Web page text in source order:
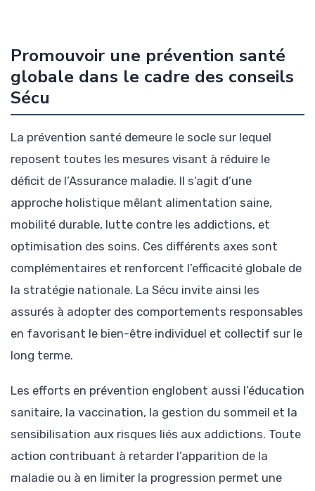
Promouvoir une prévention santé
globale dans le cadre des conseils
Sécu
La prévention santé demeure le socle sur lequel
reposent toutes les mesures visant à réduire le
déficit de l’Assurance maladie. Il s’agit d’une
approche holistique mêlant alimentation saine,
mobilité durable, lutte contre les addictions, et
optimisation des soins. Ces différents axes sont
complémentaires et renforcent l’efficacité globale de
la stratégie nationale. La Sécu invite ainsi les
assurés à adopter des comportements responsables
en favorisant le bien-être individuel et collectif sur le
long terme.
Les efforts en prévention englobent aussi l’éducation
sanitaire, la vaccination, la gestion du sommeil et la
sensibilisation aux risques liés aux addictions. Toute
action contribuant à retarder l’apparition de la
maladie ou à en limiter la progression permet une